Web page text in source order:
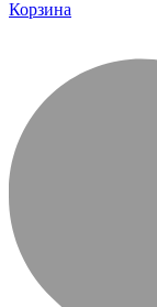
Корзина